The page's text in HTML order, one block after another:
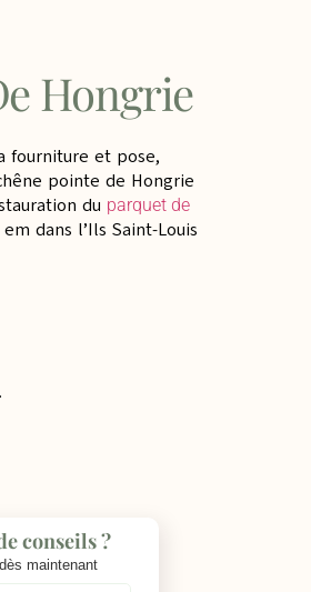
Hongrie
fourniture et pose,
pointe de Hongrie
du parquet de
dans l’Ils Saint-Louis
conseils ?
maintenant